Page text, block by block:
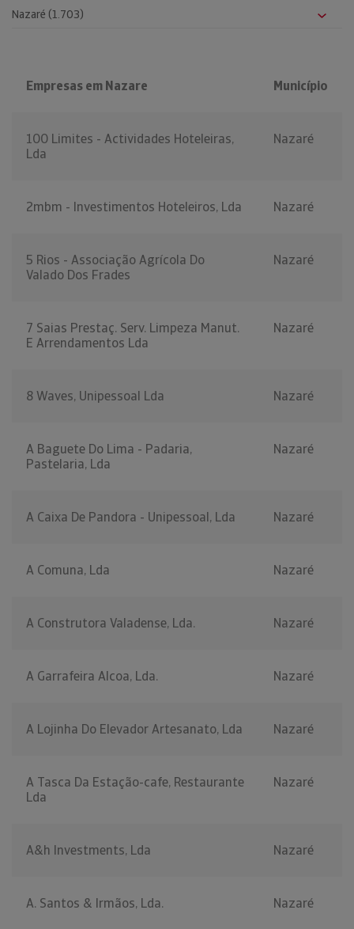
Empresas em Nazare Município
100 Limites - Actividades Hoteleiras,
Lda
Nazaré
2mbm - Investimentos Hoteleiros, Lda Nazaré
5 Rios - Associação Agrícola Do
Valado Dos Frades
Nazaré
7 Saias Prestaç. Serv. Limpeza Manut.
E Arrendamentos Lda
Nazaré
8 Waves, Unipessoal Lda Nazaré
A Baguete Do Lima - Padaria,
Pastelaria, Lda
Nazaré
A Caixa De Pandora - Unipessoal, Lda Nazaré
A Comuna, Lda Nazaré
A Construtora Valadense, Lda. Nazaré
A Garrafeira Alcoa, Lda. Nazaré
A Lojinha Do Elevador Artesanato, Lda Nazaré
A Tasca Da Estação-cafe, Restaurante
Lda
Nazaré
A&h Investments, Lda Nazaré
A. Santos & Irmãos, Lda. Nazaré